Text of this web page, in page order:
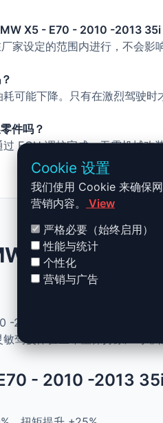
X5 - E70 - 2010 -2013
家设定的范围内进行，不会影
可能下降。只有在激烈驾驶时
件吗？
ECU 调校完成，无需机械改
X5 - E70 -
-2013 35i - 306ch 的 Stage 1
驾驶体验且希望保持原厂可靠
- 2010 -2013
Cookie 设置
我们使用 Cookie 来确保
营销内容。
View
严格必要（始终启用）
性能与统计
个性化
营销与广告